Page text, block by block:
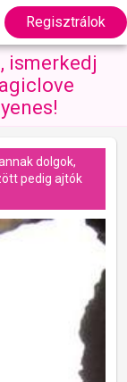
Regisztrálok
ismerkedj
dolgok,
pedig ajtók